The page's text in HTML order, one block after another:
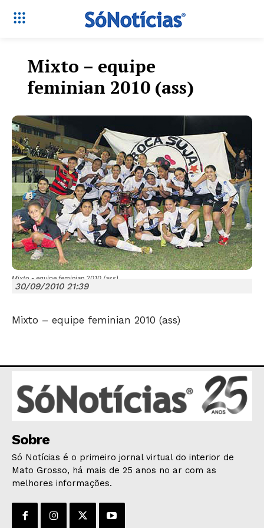
Só Notícias
POLÍTICA
POLÍCIA
ESPORTES
Mixto – equipe
feminian 2010 (ass)
Mixto - equipe feminian 2010 (ass)
30/09/2010 21:39
Mixto – equipe feminian 2010 (ass)
Sobre
Só Notícias é o primeiro jornal virtual do interior de
Mato Grosso, há mais de 25 anos no ar com as
melhores informações.